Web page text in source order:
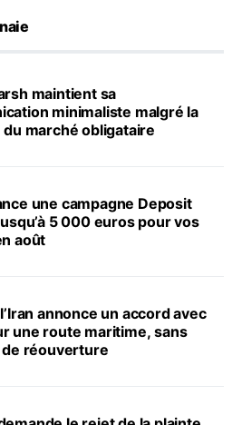
maintient sa
minimaliste malgré la
marché obligataire
une campagne Deposit
5 000 euros pour vos
août
annonce un accord avec
une route maritime, sans
réouverture